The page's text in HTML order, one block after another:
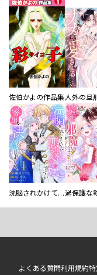
佐伯かよの作品集
洗脳されかけていた悪役令嬢ですが家出を決意しました。【電子単行本版／特典おまけ付き】
よくある質問利用規約